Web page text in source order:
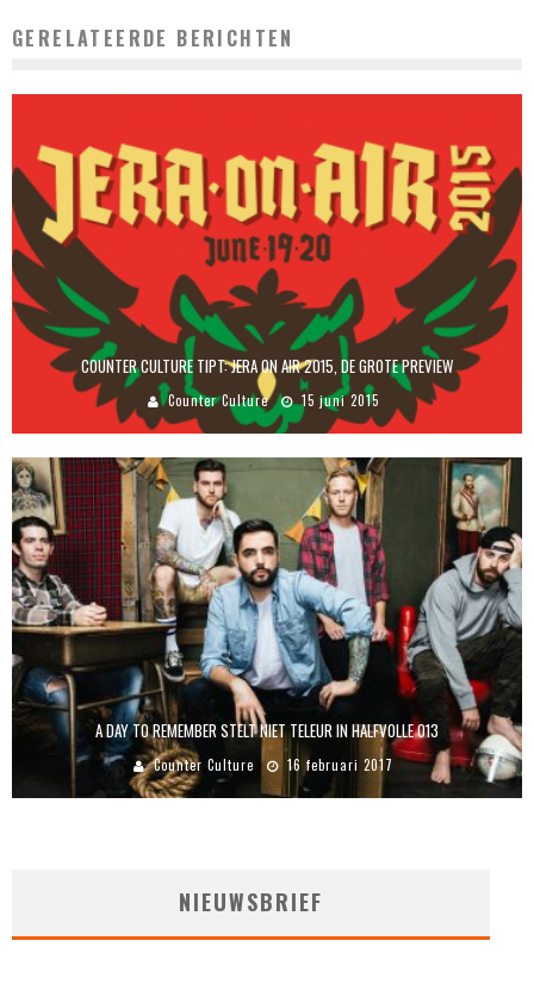
GERELATEERDE BERICHTEN
COUNTER CULTURE TIPT: JERA ON AIR 2015, DE GROTE PREVIEW
Counter Culture 15 juni 2015
A DAY TO REMEMBER STELT NIET TELEUR IN HALFVOLLE 013
Counter Culture 16 februari 2017
NIEUWSBRIEF